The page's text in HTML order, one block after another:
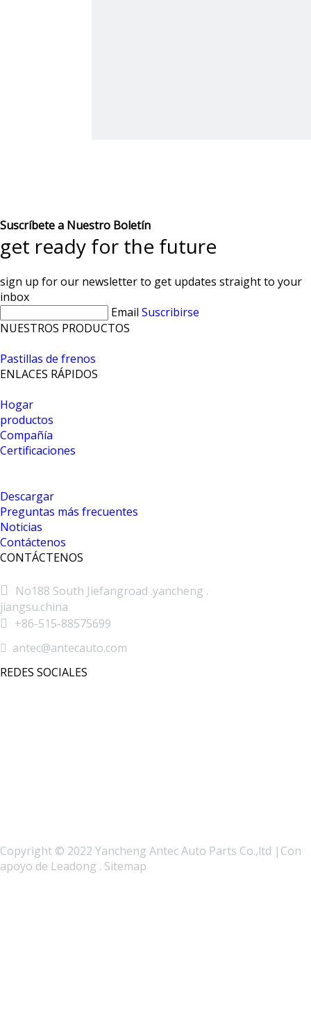
Suscríbete a Nuestro Boletín
get ready for the future
sign up for our newsletter to get updates straight to your
inbox
Email Suscribirse
NUESTROS PRODUCTOS
Pastillas de frenos
ENLACES RÁPIDOS
Hogar
productos
Compañía
Certificaciones
Descargar
Preguntas más frecuentes
Noticias
Contáctenos
CONTÁCTENOS

No188 South Jiefangroad .yancheng .
jiangsu.china
 +86-515-88575699
 antec@antecauto.com
REDES SOCIALES
Copyright © 2022 Yancheng Antec Auto Parts Co.,ltd |Con
apoyo de Leadong . Sitemap